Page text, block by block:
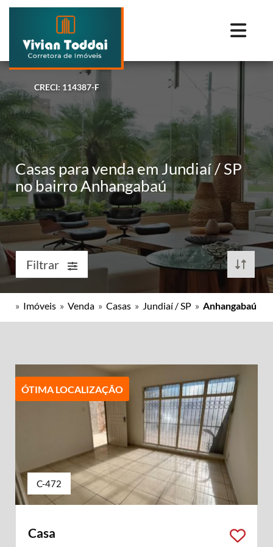
CRECI: 114387-F
Casas para venda em Jundiaí / SP
no bairro Anhangabaú
Filtrar
» Imóveis » Venda » Casas » Jundiaí / SP » Anhangabaú
ÓTIMA LOCALIZAÇÃO
C-472
Casa